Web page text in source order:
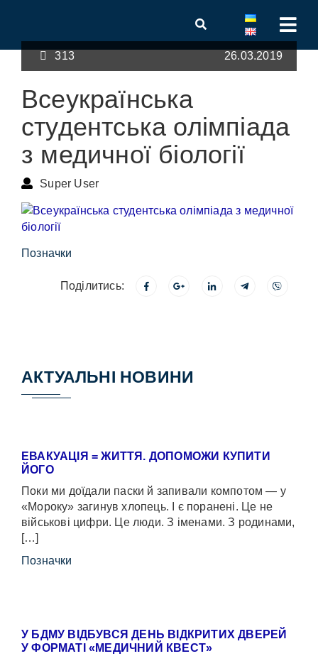
313 26.03.2019
Всеукраїнська
студентська олімпіада
з медичної біології
Super User
Позначки
Поділитись:
АКТУАЛЬНІ НОВИНИ
ЕВАКУАЦІЯ = ЖИТТЯ. ДОПОМОЖИ КУПИТИ
ЙОГО
Поки ми доїдали паски й запивали компотом — у
«Мороку» загинув хлопець. І є поранені. Це не
військові цифри. Це люди. З іменами. З родинами,
[…]
Позначки
У БДМУ ВІДБУВСЯ ДЕНЬ ВІДКРИТИХ ДВЕРЕЙ
У ФОРМАТІ «МЕДИЧНИЙ КВЕСТ»